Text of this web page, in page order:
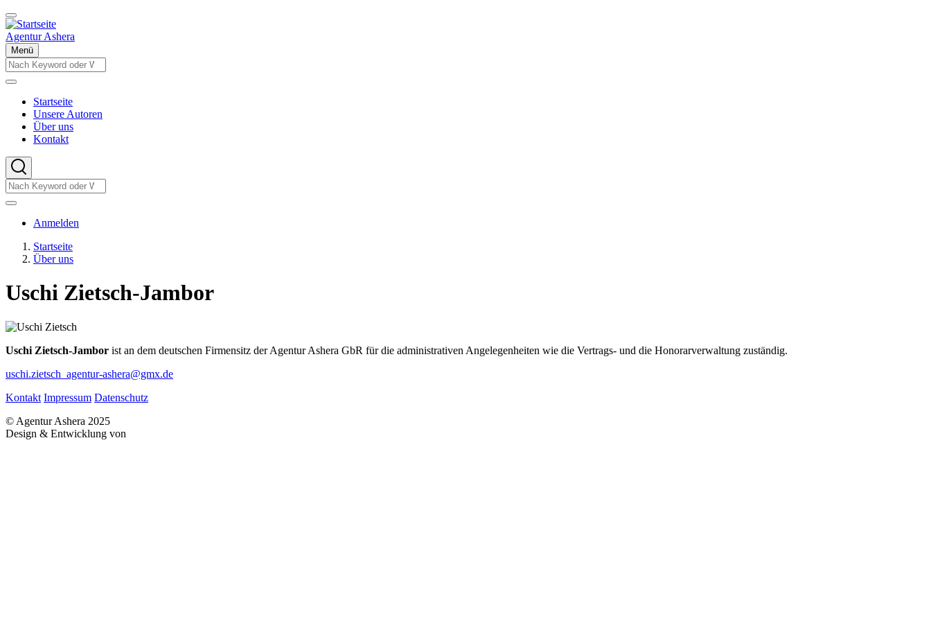
Direkt
zum
Inhalt
Agentur Ashera
Menü
Suche
Suche
Hauptnavigation
Startseite
Unsere Autoren
Über uns
Kontakt
Suche
Suche
Benutzermenü
Anmelden
Pfadnavigation
Startseite
Über uns
Uschi Zietsch-Jambor
Uschi Zietsch-Jambor ist an dem deutschen Firmensitz der Agentur Ashera GbR für die administrativen Angelegenheiten wie die Vertrags- und die Honorarverwaltung zuständig.
uschi.zietsch_agentur-ashera@gmx.de
Kontakt Impressum Datenschutz
© Agentur Ashera 2025
Design & Entwicklung von